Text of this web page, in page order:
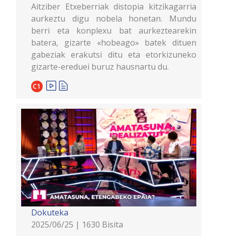
Aitziber Etxeberriak distopia kitzikagarria
aurkeztu digu nobela honetan. Mundu
berri eta konplexu bat aurkeztearekin
batera, gizarte «hobeago» batek dituen
gabeziak erakutsi ditu eta etorkizuneko
gizarte-ereduei buruz hausnartu du.
C1
Dokuteka
2025/06/25 | 1630 Bisita